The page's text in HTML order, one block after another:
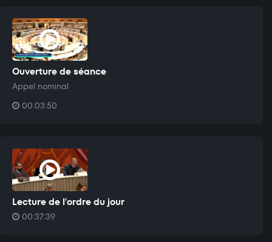
Ouverture de séance
Appel nominal
00:03:50
Lecture de l'ordre du jour
00:37:39